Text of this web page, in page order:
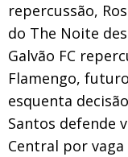
repercussão,
do The Noite
Galvão FC
Flamengo,
esquenta
Santos defende
Central por vaga